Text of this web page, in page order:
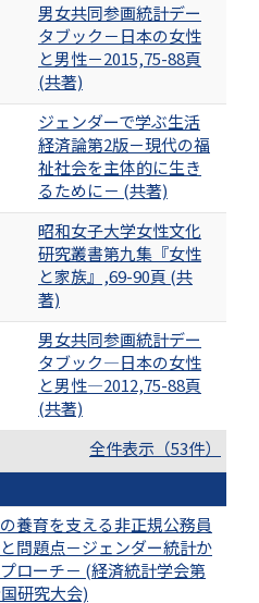
男女共同参画統計デー
タブック－日本の女性
と男性－2015,75-88頁
(共著)
ジェンダーで学ぶ生活
経済論第2版－現代の福
祉社会を主体的に生き
るために－ (共著)
昭和女子大学女性文化
研究叢書第九集『女性
と家族』,69-90頁 (共
著)
男女共同参画統計デー
タブック―日本の女性
と男性―2012,75-88頁
(共著)
全件表示（53件）
養育を支える非正規公務員
問題点－ジェンダー統計か
ローチ－ (経済統計学会第
研究大会)